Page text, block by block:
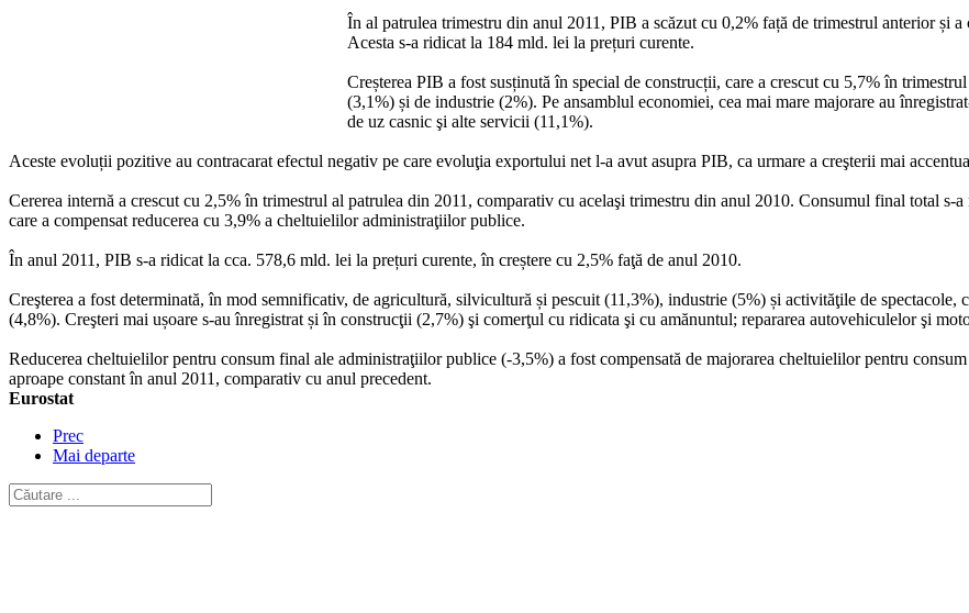
În al patrulea trimestru din anul 2011, PIB a scăzut cu 0,2% față de trimestrul anterior și
Acesta s-a ridicat la 184 mld. lei la prețuri curente.
Creșterea PIB a fost susținută în special de construcții, care a crescut cu 5,7% în
(3,1%) și de industrie (2%). Pe ansamblul economiei, cea mai mare majorare au
de uz casnic şi alte servicii (11,1%).
Aceste evoluții pozitive au contracarat efectul negativ pe care evoluţia exportului net l-a avut asupra PIB, ca urmare a creşterii mai
Cererea internă a crescut cu 2,5% în trimestrul al patrulea din 2011, comparativ cu acelaşi trimestru din anul 2010. Consumul final total
care a compensat reducerea cu 3,9% a cheltuielilor administraţiilor publice.
În anul 2011, PIB s-a ridicat la cca. 578,6 mld. lei la prețuri curente, în creștere cu 2,5% faţă de anul 2010.
Creşterea a fost determinată, în mod semnificativ, de agricultură, silvicultură și pescuit (11,3%), industrie (5%) și activităţile de spectacole,
(4,8%). Creşteri mai ușoare s-au înregistrat și în construcţii (2,7%) şi comerţul cu ridicata şi cu amănuntul; repararea autovehiculelor şi
Reducerea cheltuielilor pentru consum final ale administraţiilor publice (-3,5%) a fost compensată de majorarea cheltuielilor pentru
aproape constant în anul 2011, comparativ cu anul precedent.
Eurostat
Prec
Mai departe